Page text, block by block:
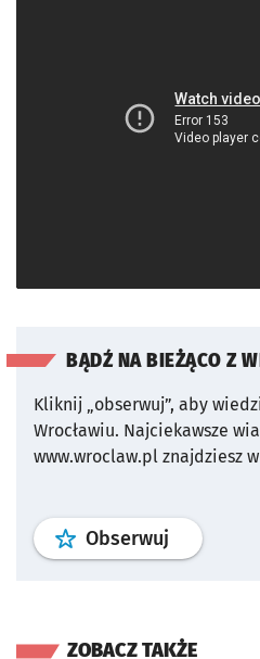
BĄDŹ NA BIEŻĄCO Z
Kliknij „obserwuj”, aby
Wrocławiu. Najciekawsze
www.wroclaw.pl znajdziesz
Obserwuj profil
ZOBACZ TAKŻE